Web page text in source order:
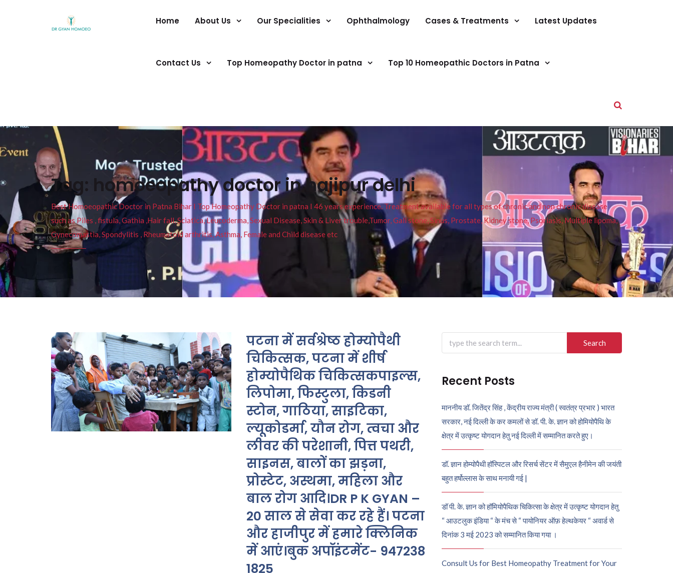
Home About Us Our Specialities Ophthalmology Cases & Treatments Latest Updates
Contact Us Top Homeopathy Doctor in patna Top 10 Homeopathic Doctors in Patna
Tag: homoeopathy doctor in hajipur delhi
Best Homoeopathic Doctor in Patna Bihar I Top Homeopathy Doctor in patna I 46 years experience. Treatment available for all types of chronic and non chronic disease
such as Piles , fistula, Gathia ,Hair fall, Sciatica, Leucoderma, Sexual Disease, Skin & Liver trouble,Tumor, Gall stone, Sinus, Prostate, Kidney stone, Psoriasis, Multiple lipoma,
Gynecomastia, Spondylitis , Rheumatoid arthritis, Asthma, Female and Child disease etc
पटना में सर्वश्रेष्ठ होम्योपैथी
चिकित्सक, पटना में शीर्ष
होम्योपैथिक चिकित्सकपाइल्स,
लिपोमा, फिस्टुला, किडनी
स्टोन, गाठिया, साइटिका,
ल्यूकोडर्मा, यौन रोग, त्वचा और
लीवर की परेशानी, पित्त पथरी,
साइनस, बालों का झड़ना,
प्रोस्टेट, अस्थमा, महिला और
बाल रोग आदि।DR P K GYAN –
20 साल से सेवा कर रहे हैं। पटना
और हाजीपुर में हमारे क्लिनिक
में आएं।बुक अपॉइंटमेंट- 947238
1825
Search
for:
Recent Posts
माननीय डॉ. जितेंद्र सिंह , केंद्रीय राज्य मंत्री ( स्वतंत्र प्रभार ) भारत
सरकार, नई दिल्ली के कर कमलों से डॉ. पी. के. ज्ञान को होमियोपैथि के
क्षेत्र में उत्कृष्ट योगदान हेतु नई दिल्ली में सम्मानित करते हुए।
डॉ. ज्ञान होम्योपैथी हॉस्पिटल और रिसर्च सेंटर में सैमुएल हैनीमेन की जयंती
बहुत हर्षोल्लास के साथ मनायी गई |
डॉ पी. के. ज्ञान को हॉमियोपैथिक चिकित्सा के क्षेत्र में उत्कृष्ट योगदान हेतु
“ आउटलुक इंडिया “ के मंच से “ पायोनियर ऑफ़ हेल्थकेयर “ अवार्ड से
दिनांक 3 मई 2023 को सम्मानित किया गया ।
Consult Us for Best Homeopathy Treatment for Your